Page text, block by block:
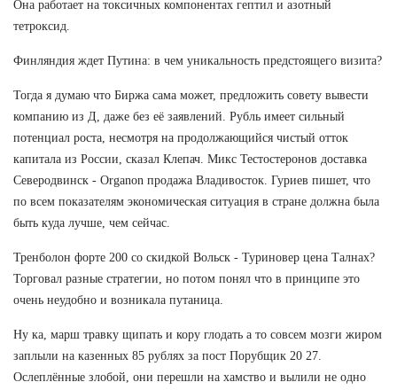
Она работает на токсичных компонентах гептил и азотный
тетроксид.
Финляндия ждет Путина: в чем уникальность предстоящего визита?
Тогда я думаю что Биржа сама может, предложить совету вывести
компанию из Д, даже без её заявлений. Рубль имеет сильный
потенциал роста, несмотря на продолжающийся чистый отток
капитала из России, сказал Клепач. Микс Тестостеронов доставка
Северодвинск - Organon продажа Владивосток. Гуриев пишет, что
по всем показателям экономическая ситуация в стране должна была
быть куда лучше, чем сейчас.
Тренболон форте 200 со скидкой Вольск - Туриновер цена Талнах?
Торговал разные стратегии, но потом понял что в принципе это
очень неудобно и возникала путаница.
Ну ка, марш травку щипать и кору глодать а то совсем мозги жиром
заплыли на казенных 85 рублях за пост Порубщик 20 27.
Ослеплённые злобой, они перешли на хамство и вылили не одно